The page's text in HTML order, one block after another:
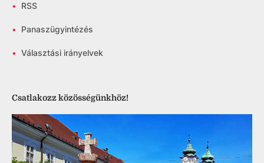
• RSS
• Panaszügyintézés
• Választási irányelvek
Csatlakozz közösségünkhöz!